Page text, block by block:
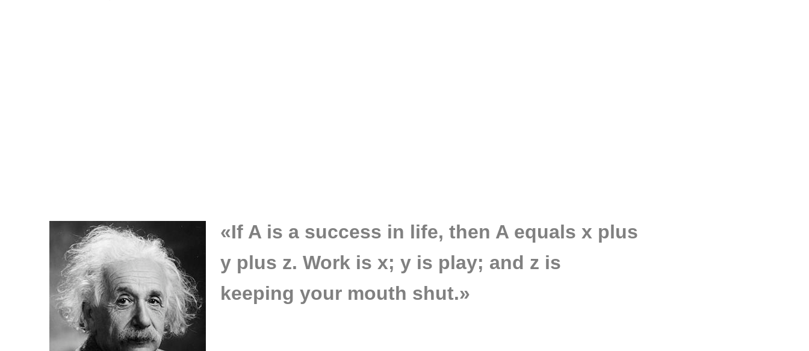
«If A is a success in life, then A equals x plus
y plus z. Work is x; y is play; and z is
keeping your mouth shut.»